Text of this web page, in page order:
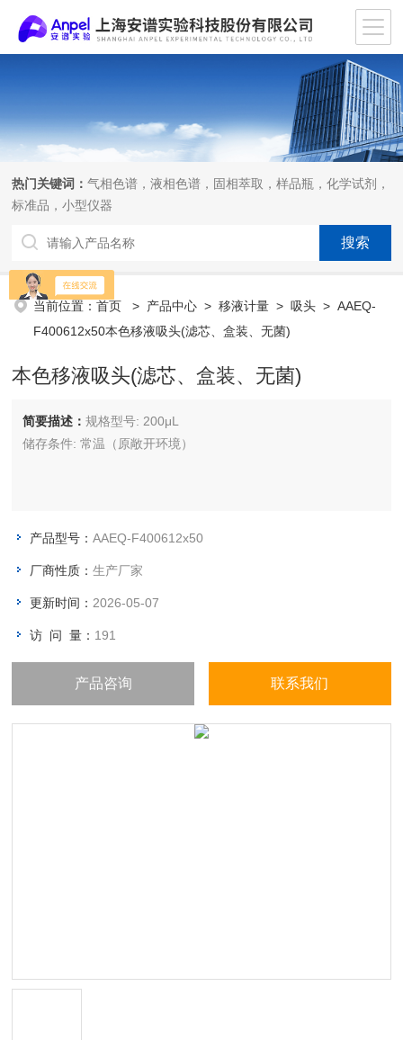
热门关键词：气相色谱，液相色谱，固相萃取，样品瓶，化学试剂，
标准品，小型仪器
当前位置：首页 > 产品中心 >移液计量 >吸头 > AAEQ-
F400612x50本色移液吸头(滤芯、盒装、无菌)
本色移液吸头(滤芯、盒装、无菌)
简要描述：规格型号: 200μL
储存条件: 常温（原敞开环境）
产品型号：AAEQ-F400612x50
厂商性质：生产厂家
更新时间： 2026-05-07
访 问 量： 191
产品咨询 联系我们